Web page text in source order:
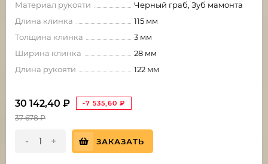
Материал рукояти
Черный граб, Зуб мамонта
Длина клинка
115 мм
Толщина клинка
3 мм
Ширина клинка
28 мм
Длина рукояти
122 мм
30 142,40 ₽ -7 535,60 ₽
37 678₽
- + ЗАКАЗАТЬ